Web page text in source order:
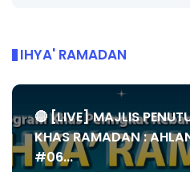
IHYA' RAMADAN
🔴 [LIVE] MAJLIS
KHAS RAMADAN :
#06...